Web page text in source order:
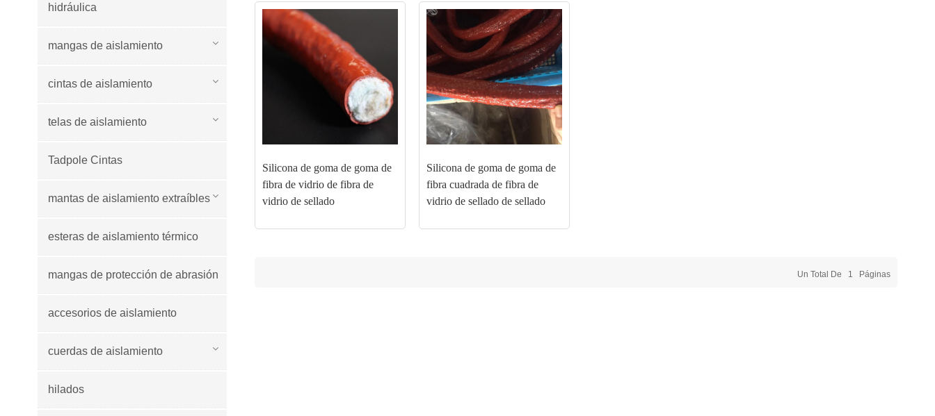
Silicona de goma de goma de
fibra de vidrio de fibra de
vidrio de sellado
Silicona de goma de goma de
fibra cuadrada de fibra de
vidrio de sellado de sellado
Un Total De 1 Páginas
hidráulica
mangas de aislamiento
cintas de aislamiento
telas de aislamiento
Tadpole Cintas
mantas de aislamiento extraíbles
esteras de aislamiento térmico
mangas de protección de abrasión
accesorios de aislamiento
cuerdas de aislamiento
hilados